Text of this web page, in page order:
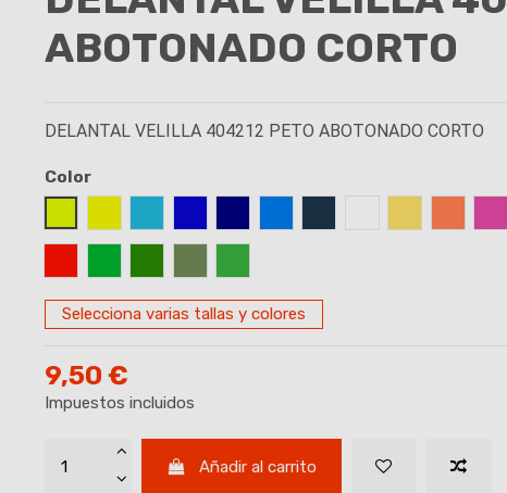
ABOTONADO CORTO
DELANTAL VELILLA 404212 PETO ABOTONADO CORTO
Color
Selecciona varias tallas y colores
9,50 €
Impuestos incluidos
Añadir al carrito